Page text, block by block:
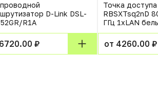
D-Link DSL-
R1A
₽
Точка
RBSXTsq2nD
ГГц 1xLAN
от 4260.00 ₽